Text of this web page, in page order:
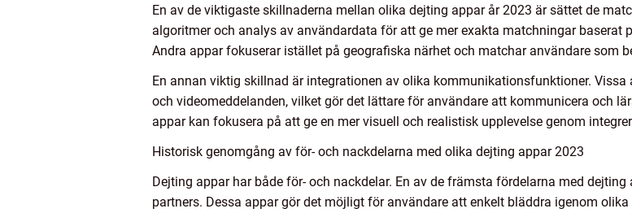
En av de viktigaste skillnaderna mellan olika dejting appar år 2023 är sättet de
algoritmer och analys av användardata för att ge mer exakta matchningar baserat
Andra appar fokuserar istället på geografiska närhet och matchar användare som
En annan viktig skillnad är integrationen av olika kommunikationsfunktioner.
och videomeddelanden, vilket gör det lättare för användare att kommunicera och
appar kan fokusera på att ge en mer visuell och realistisk upplevelse genom
Historisk genomgång av för- och nackdelarna med olika dejting appar 2023
Dejting appar har både för- och nackdelar. En av de främsta fördelarna med
partners. Dessa appar gör det möjligt för användare att enkelt bläddra igenom